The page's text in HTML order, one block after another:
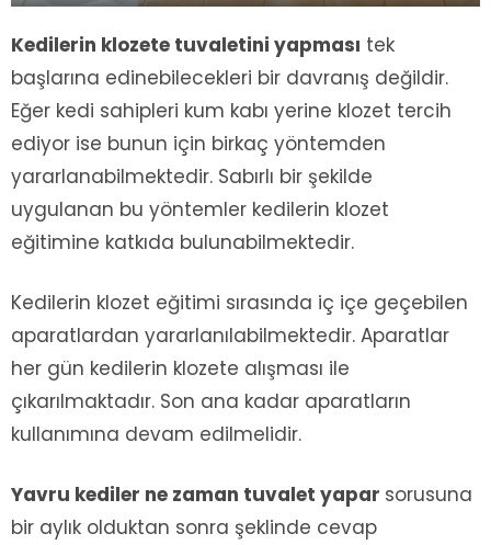
Kedilerin klozete tuvaletini yapması tek
başlarına edinebilecekleri bir davranış değildir.
Eğer kedi sahipleri kum kabı yerine klozet tercih
ediyor ise bunun için birkaç yöntemden
yararlanabilmektedir. Sabırlı bir şekilde
uygulanan bu yöntemler kedilerin klozet
eğitimine katkıda bulunabilmektedir.
Kedilerin klozet eğitimi sırasında iç içe geçebilen
aparatlardan yararlanılabilmektedir. Aparatlar
her gün kedilerin klozete alışması ile
çıkarılmaktadır. Son ana kadar aparatların
kullanımına devam edilmelidir.
Yavru kediler ne zaman tuvalet yapar sorusuna
bir aylık olduktan sonra şeklinde cevap